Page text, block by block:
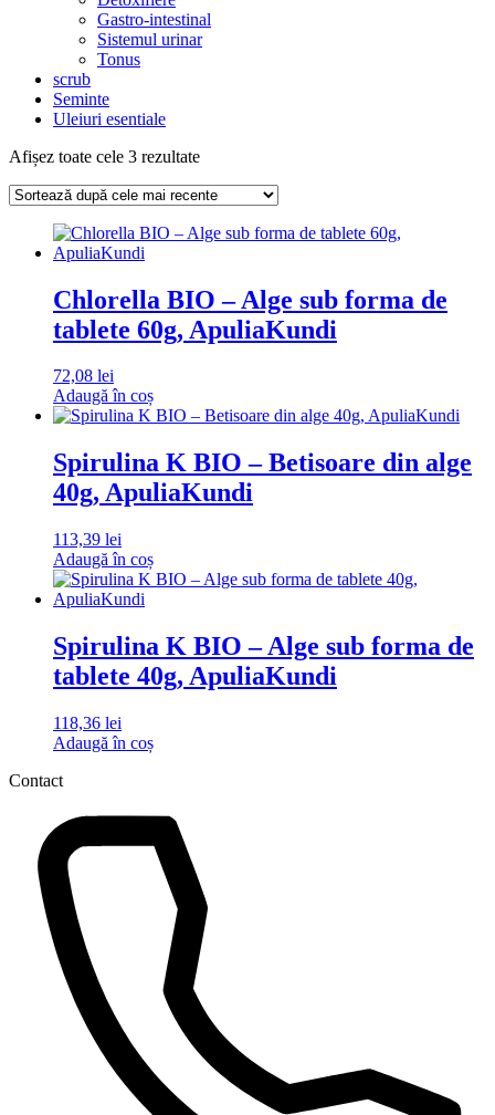
Gastro-intestinal
Sistemul urinar
Tonus
scrub
Seminte
Uleiuri esentiale
Afișez toate cele 3 rezultateSortat
cele
recente
Chlorella BIO – Alge sub forma de
tablete 60g, ApuliaKundi
72,08 lei
Adaugă în coș
Spirulina K BIO – Betisoare din alge
40g, ApuliaKundi
113,39 lei
Adaugă în coș
Spirulina K BIO – Alge sub forma de
tablete 40g, ApuliaKundi
118,36 lei
Adaugă în coș
Contact